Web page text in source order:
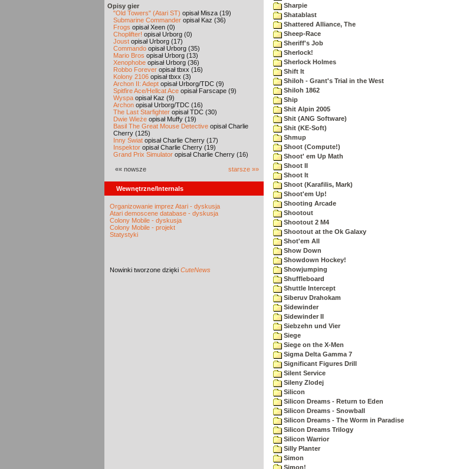
Opisy gier
"Old Towers" (Atari ST) opisał Misza (19)
Submarine Commander opisał Kaz (36)
Frogs opisał Xeen (0)
Choplifter! opisał Urborg (0)
Joust opisał Urborg (17)
Commando opisał Urborg (35)
Mario Bros opisał Urborg (13)
Xenophobe opisał Urborg (36)
Robbo Forever opisał tbxx (16)
Kolony 2106 opisał tbxx (3)
Archon II: Adept opisał Urborg/TDC (9)
Spitfire Ace/Hellcat Ace opisał Farscape (9)
Wyspa opisał Kaz (9)
Archon opisał Urborg/TDC (16)
The Last Starfighter opisał TDC (30)
Dwie Wieże opisał Muffy (19)
Basil The Great Mouse Detective opisał Charlie
Cherry (125)
Inny Świat opisał Charlie Cherry (17)
Inspektor opisał Charlie Cherry (19)
Grand Prix Simulator opisał Charlie Cherry (16)
«« nowsze starsze »»
Wewnętrzne/Internals
Organizowanie imprez Atari - dyskusja
Atari demoscene database - dyskusja
Colony Mobile - dyskusja
Colony Mobile - projekt
Statystyki
Nowinki tworzone dzięki CuteNews
Sharpie
Shatablast
Shattered Alliance, The
Sheep-Race
Sheriff's Job
Sherlock!
Sherlock Holmes
Shift It
Shiloh - Grant's Trial in the West
Shiloh 1862
Ship
Shit Alpin 2005
Shit (ANG Software)
Shit (KE-Soft)
Shmup
Shoot (Compute!)
Shoot' em Up Math
Shoot II
Shoot It
Shoot (Karafilis, Mark)
Shoot'em Up!
Shooting Arcade
Shootout
Shootout 2 M4
Shootout at the Ok Galaxy
Shot'em All
Show Down
Showdown Hockey!
Showjumping
Shuffleboard
Shuttle Intercept
Siberuv Drahokam
Sidewinder
Sidewinder II
Siebzehn und Vier
Siege
Siege on the X-Men
Sigma Delta Gamma 7
Significant Figures Drill
Silent Service
Sileny Zlodej
Silicon
Silicon Dreams - Return to Eden
Silicon Dreams - Snowball
Silicon Dreams - The Worm in Paradise
Silicon Dreams Trilogy
Silicon Warrior
Silly Planter
Simon
Simon!